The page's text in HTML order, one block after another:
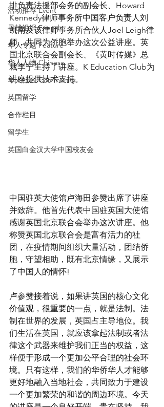
活动推荐 Event
寻找组织 Friends
华人专题 Feature
华人人物 Chinese
华人社区 Community
英国留学
合作栏目
留学生
英国白金汉大学中国校友会
排负责法援部会务的副会长、Howard
Kennedy律师事务所中国客户负责人刘
凯南及该律师事务所合伙人Joel Leigh律
师，共同为侨胞举办这次公益讲座。英
国北京联合会副会长、《黄时传媒》总
裁李宁主持了讲座。K Education Club为
讲座提供技术支持。
中国驻英大使馆卢海田参赞出席了讲座
并致辞。他首先代表中国驻英国大使馆
感谢英国北京联合会举办这次讲座。他
称赞英国北京联合会是富有活力的社
团，在疫情期间组织大量活动，团结侨
胞，守望相助，既有北京情缘，又展示
了中国人的情怀!
卢参赞接着说，如果讲英国的核心文化
价值观，很重要的一点，就是法制。法
制在世界的发展，英国占主导地位。我
们生活在英国，就应该拿起法制或者法
律这个武器来维护我们正当的权益，这
样便于形成一个更加公平合理的社会环
境。只有这样，我们的华侨华人才能够
更好地融入当地社会，共同致力于建设
一个更加繁荣的和谐的周边环境。今天